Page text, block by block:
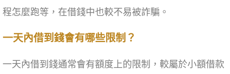
程怎麼跑等，在借錢中也較不易被詐騙。
一天內借到錢會有哪些限制？
一天內借到錢通常會有額度上的限制，較屬於小額借款